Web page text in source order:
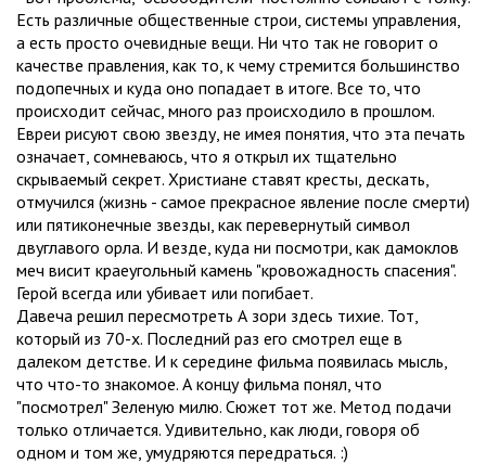
Есть различные общественные строи, системы управления,
а есть просто очевидные вещи. Ни что так не говорит о
качестве правления, как то, к чему стремится большинство
подопечных и куда оно попадает в итоге. Все то, что
происходит сейчас, много раз происходило в прошлом.
Евреи рисуют свою звезду, не имея понятия, что эта печать
означает, сомневаюсь, что я открыл их тщательно
скрываемый секрет. Христиане ставят кресты, дескать,
отмучился (жизнь - самое прекрасное явление после смерти)
или пятиконечные звезды, как перевернутый символ
двуглавого орла. И везде, куда ни посмотри, как дамоклов
меч висит краеугольный камень "кровожадность спасения".
Герой всегда или убивает или погибает.
Давеча решил пересмотреть А зори здесь тихие. Тот,
который из 70-х. Последний раз его смотрел еще в
далеком детстве. И к середине фильма появилась мысль,
что что-то знакомое. А концу фильма понял, что
"посмотрел" Зеленую милю. Сюжет тот же. Метод подачи
только отличается. Удивительно, как люди, говоря об
одном и том же, умудряются передраться. :)